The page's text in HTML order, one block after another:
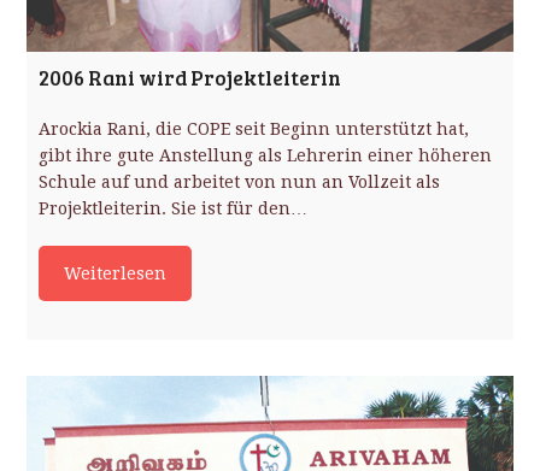
2006 Rani wird Projektleiterin
Arockia Rani, die COPE seit Beginn unterstützt hat,
gibt ihre gute Anstellung als Lehrerin einer höheren
Schule auf und arbeitet von nun an Vollzeit als
Projektleiterin. Sie ist für den…
Weiterlesen